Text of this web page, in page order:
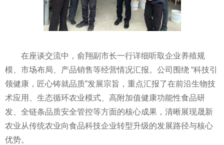
在座谈交流中，俞翔副市长一行详细听取企业养殖规
模、市场布局、产品销售等经营情况汇报。公司围绕 “科技引
领健康，匠心铸就品质”发展宗旨，重点汇报了在前沿生物技
术应用、生态循环农业模式、高附加值健康功能性食品研
发、全链条品质安全管控等方面的核心成果，清晰展现晟新
农业从传统农业向食品科技企业转型升级的发展路径与核心
优势。